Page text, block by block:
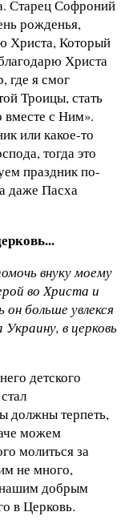
Старец Софроний
рожденья,
Христа, Который
Христа
где я смог
Троицы, стать
вместе с Ним».
или какое-то
тогда это
праздник по-
даже Пасха
внуку моему
во Христа и
больше увлекся
в церковь
детского
должны терпеть,
можем
молиться за
не много,
нашим добрым
в Церковь.